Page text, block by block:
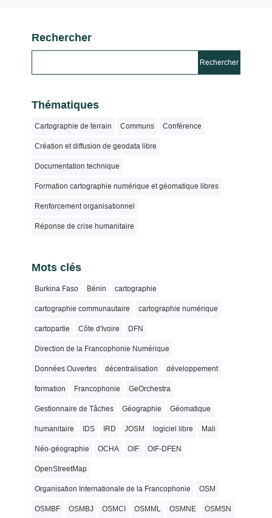
Rechercher
Thématiques
Cartographie de terrain Communs Conférence
Création et diffusion de geodata libre
Documentation technique
Formation cartographie numérique et géomatique libres
Renforcement organisationnel
Réponse de crise humanitaire
Mots clés
Burkina Faso Bénin cartographie
cartographie communautaire cartographie numérique
cartopartie Côte d'Ivoire DFN
Direction de la Francophonie Numérique
Données Ouvertes décentralisation développement
formation Francophonie GeOrchestra
Gestionnaire de Tâches Géographie Géomatique
humanitaire IDS IRD JOSM logiciel libre Mali
Néo-géographie OCHA OIF OIF-DFEN
OpenStreetMap
Organisation Internationale de la Francophonie OSM
OSMBF OSMBJ OSMCI OSMML OSMNE OSMSN